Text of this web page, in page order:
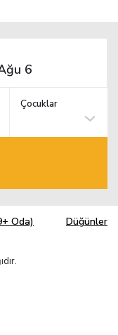
Çocuklar
Oda) Düğünler